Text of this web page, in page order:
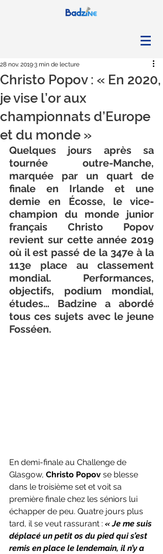
Christo Popov : « En 2020,
je vise l’or aux
championnats d’Europe
et du monde »
28 nov. 20193 min de lecture
Quelques jours après sa
tournée outre-Manche,
marquée par un quart de
finale en Irlande et une
demie en Écosse, le vice-
champion du monde junior
français Christo Popov
revient sur cette année 2019
où il est passé de la 347e à la
113e place au classement
mondial. Performances,
objectifs, podium mondial,
études… Badzine a abordé
tous ces sujets avec le jeune
Fosséen.
En demi-finale au Challenge de
Glasgow, Christo Popov se blesse
dans le troisième set et voit sa
première finale chez les séniors lui
échapper de peu. Quatre jours plus
tard, il se veut rassurant : « Je me suis
déplacé un petit os du pied qui s’est
remis en place le lendemain, il n’y a